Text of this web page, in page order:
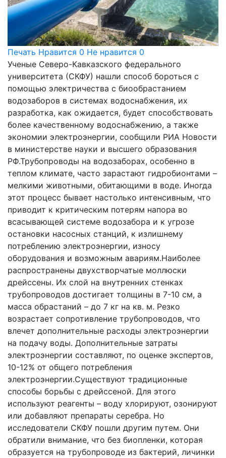
Печать Нравится 0 Не нравится 0
Ученые Северо-Кавказского федерального
университета (СКФУ) нашли способ бороться с
помощью электричества с биообрастанием
водозаборов в системах водоснабжения, их
разработка, как ожидается, будет способствовать
более качественному водоснабжению, а также
экономии электроэнергии, сообщили РИА Новости
в министерстве науки и высшего образования
РФ.Трубопроводы на водозаборах, особенно в
теплом климате, часто зарастают гидробионтами –
мелкими животными, обитающими в воде. Иногда
этот процесс бывает настолько интенсивным, что
приводит к критическим потерям напора во
всасывающей системе водозабора и к угрозе
остановки насосных станций, к излишнему
потреблению электроэнергии, износу
оборудования и возможным авариям.Наиболее
распространены двухстворчатые моллюски
дрейссены. Их слой на внутренних стенках
трубопроводов достигает толщины в 7-10 см, а
масса обрастаний – до 7 кг на кв. м. Резко
возрастает сопротивление трубопроводов, что
влечет дополнительные расходы электроэнергии
на подачу воды. Дополнительные затраты
электроэнергии составляют, по оценке экспертов,
10-12% от общего потребления
электроэнергии.Существуют традиционные
способы борьбы с дрейссеной. Для этого
используют реагенты – воду хлорируют, озонируют
или добавляют препараты серебра. Но
исследователи СКФУ пошли другим путем. Они
обратили внимание, что без биопленки, которая
образуется на трубопроводе из бактерий, личинки